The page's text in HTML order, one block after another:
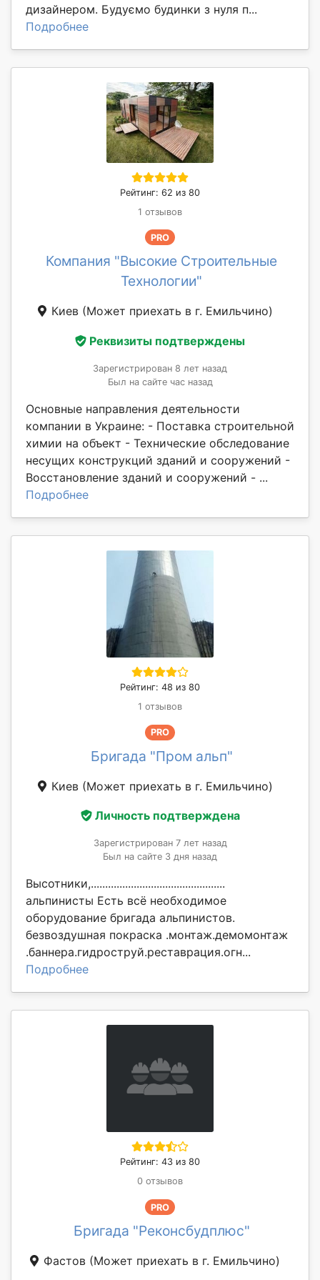
дизайнером. Будуємо будинки з нуля п...
Подробнее
Рейтинг: 62 из 80
1 отзывов
PRO
Компания "Высокие Строительные
Технологии"
Киев (Может приехать в г. Емильчино)
Реквизиты подтверждены
Зарегистрирован 8 лет назад
Был на сайте час назад
Основные направления деятельности
компании в Украине: - Поставка строительной
химии на объект - Технические обследование
несущих конструкций зданий и сооружений -
Восстановление зданий и сооружений - ...
Подробнее
Рейтинг: 48 из 80
1 отзывов
PRO
Бригада "Пром альп"
Киев (Может приехать в г. Емильчино)
Личность подтверждена
Зарегистрирован 7 лет назад
Был на сайте 3 дня назад
Высотники,...............................................
альпинисты Есть всё необходимое
оборудование бригада альпинистов.
безвоздушная покраска .монтаж.демомонтаж
.баннера.гидроструй.реставрация.огн...
Подробнее
Рейтинг: 43 из 80
0 отзывов
PRO
Бригада "Реконсбудплюс"
Фастов (Может приехать в г. Емильчино)